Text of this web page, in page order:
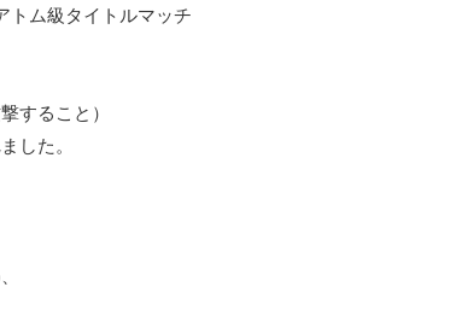
トム級タイトルマッチ
すること）
した。